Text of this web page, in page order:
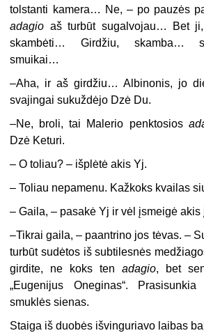
tolstanti kamera… Ne, – po pauzės
adagio aš turbūt sugalvojau… Bet
skambėti… Girdžiu, skamba…
smuikai…
–Aha, ir aš girdžiu… Albinonis, jo
svajingai sukuždėjo Dzė Du.
–Ne, broli, tai Malerio penktosios
Dzė Keturi.
– O toliau? – išplėtė akis Yj.
– Toliau nepamenu. Kažkoks kvailas
– Gaila, – pasakė Yj ir vėl įsmeigė akis
–Tikrai gaila, – paantrino jos tėvas. –
turbūt sudėtos iš subtilesnės
girdite, ne koks ten adagio, bet
„Eugenijus Oneginas“.
smuklės sienas.
Staiga iš duobės išvinguriavo laibas